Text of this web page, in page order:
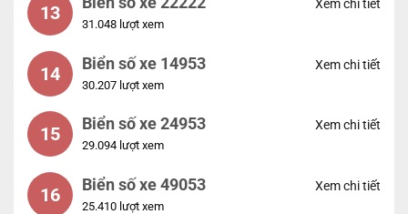
13
31.048 lượt xem
Xem chi tiết
14 Biển số xe 14953
30.207 lượt xem
Xem chi tiết
15 Biển số xe 24953
29.094 lượt xem
Xem chi tiết
16 Biển số xe 49053
25.410 lượt xem
Xem chi tiết